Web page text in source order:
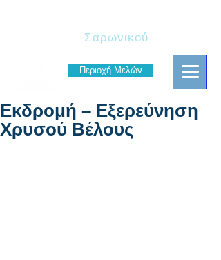
Σαρωνικού
Περιοχή Μελών
Εκδρομή – Εξερεύνηση
Χρυσού Βέλους